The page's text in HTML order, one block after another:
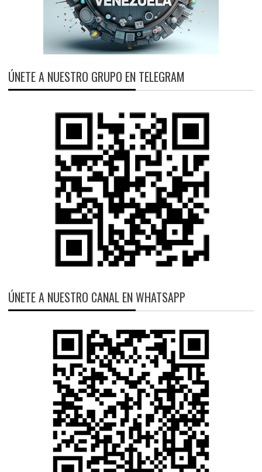
ÚNETE A NUESTRO GRUPO EN TELEGRAM
ÚNETE A NUESTRO CANAL EN WHATSAPP